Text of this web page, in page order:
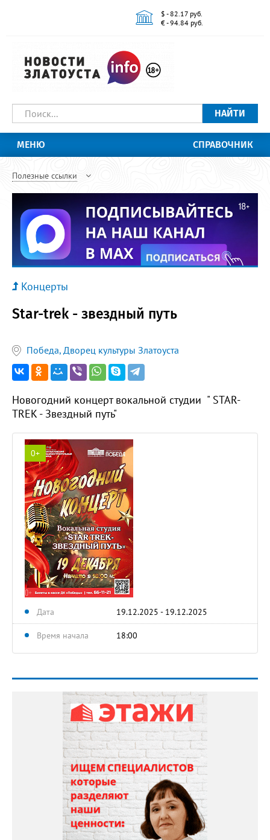
$ - 82.17 руб.
€ - 94.84 руб.
НАЙТИ
МЕНЮ СПРАВОЧНИК
Полезные ссылки
Концерты
Star-trek - звездный путь
Победа, Дворец культуры Златоуста
Новогодний концерт вокальной студии " STAR-
TREK - Звездный путь"
0+
Дата 19.12.2025 - 19.12.2025
Время начала 18:00